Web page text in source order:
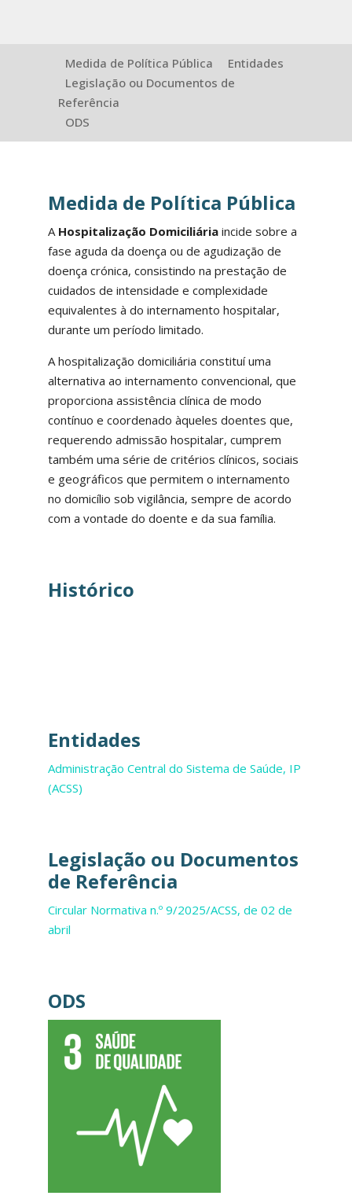
Medida de Política Pública
Entidades
Legislação ou Documentos de
Referência
ODS
Medida de Política Pública
A Hospitalização Domiciliáriaincide sobre a
fase aguda da doença ou de agudização de
doença crónica, consistindo na prestação de
cuidados de intensidade e complexidade
equivalentes à do internamento hospitalar,
durante um período limitado.
A hospitalização domiciliária constituí uma
alternativa ao internamento convencional, que
proporciona assistência clínica de modo
contínuo e coordenado àqueles doentes que,
requerendo admissão hospitalar, cumprem
também uma série de critérios clínicos, sociais
e geográficos que permitem o internamento
no domicílio sob vigilância, sempre de acordo
com a vontade do doente e da sua família.
Histórico
Entidades
Administração Central do Sistema de Saúde, IP
(ACSS)
Legislação ou Documentos
de Referência
Circular Normativa n.º 9/2025/ACSS, de 02 de
abril
ODS